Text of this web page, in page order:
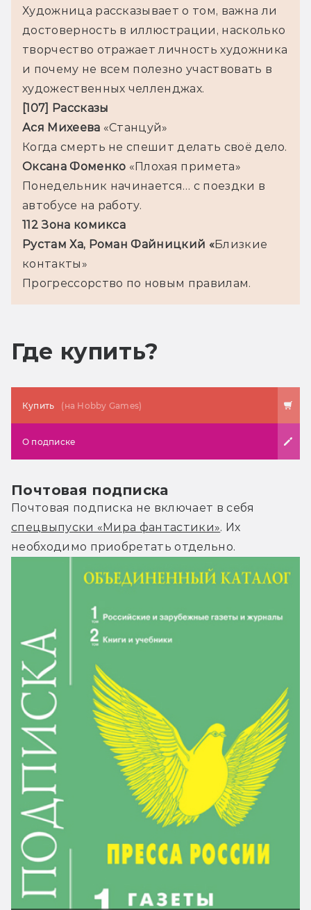
Художница рассказывает о том, важна ли
достоверность в иллюстрации, насколько
творчество отражает личность художника
и почему не всем полезно участвовать в
художественных челленджах.
[107] Рассказы
Ася Михеева «Станцуй»
Когда смерть не спешит делать своё дело.
Оксана Фоменко «Плохая примета»
Понедельник начинается… с поездки в
автобусе на работу.
112 Зона комикса
Рустам Ха, Роман Файницкий «Близкие
контакты»
Прогрессорство по новым правилам.
Где купить?
Купить (на Hobby Games)
О подписке
Почтовая подписка
Почтовая подписка не включает в себя
спецвыпуски «Мира фантастики». Их
необходимо приобретать отдельно.